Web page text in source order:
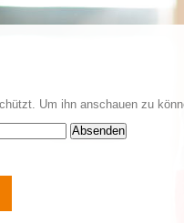
Um ihn anschauen zu